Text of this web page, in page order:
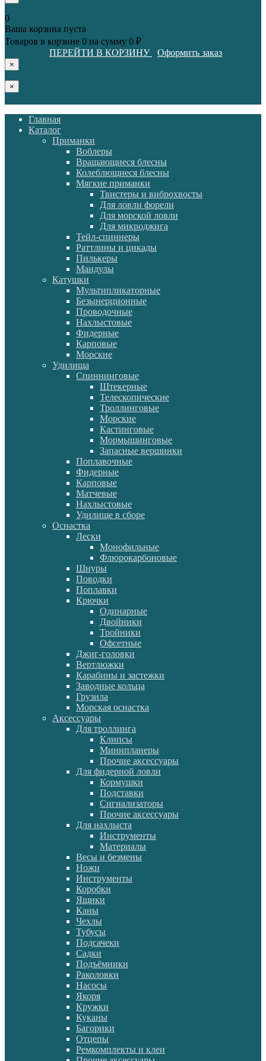
0
Ваша корзина пуста
Товаров в корзине 0 на сумму 0 ₽
ПЕРЕЙТИ В КОРЗИНУ
Оформить заказ
×
×
Главная
Каталог
Приманки
Воблеры
Вращающиеся блесны
Колеблющиеся блесны
Мягкие приманки
Твистеры и виброхвосты
Для ловли форели
Для морской ловли
Для микроджига
Тейл-спиннеры
Раттлины и цикады
Пилькеры
Мандулы
Катушки
Мультипликаторные
Безынерционные
Проводочные
Нахлыстовые
Фидерные
Карповые
Морские
Удилища
Спиннинговые
Штекерные
Телескопические
Троллинговые
Морские
Кастинговые
Мормышинговые
Запасные вершинки
Поплавочные
Фидерные
Карповые
Матчевые
Нахлыстовые
Удилище в сборе
Оснастка
Лески
Монофильные
Флюрокарбоновые
Шнуры
Поводки
Поплавки
Крючки
Одинарные
Двойники
Тройники
Офсетные
Джиг-головки
Вертлюжки
Карабины и застежки
Заводные кольца
Грузила
Морская оснастка
Аксессуары
Для троллинга
Клипсы
Минипланеры
Прочие аксессуары
Для фидерной ловли
Кормушки
Подставки
Сигнализаторы
Прочие аксессуары
Для нахлыста
Инструменты
Материалы
Весы и безмены
Ножи
Инструменты
Коробки
Ящики
Каны
Чехлы
Тубусы
Подсачеки
Садки
Подъёмники
Раколовки
Насосы
Якоря
Кружки
Куканы
Багорики
Отцепы
Ремкомплекты и клеи